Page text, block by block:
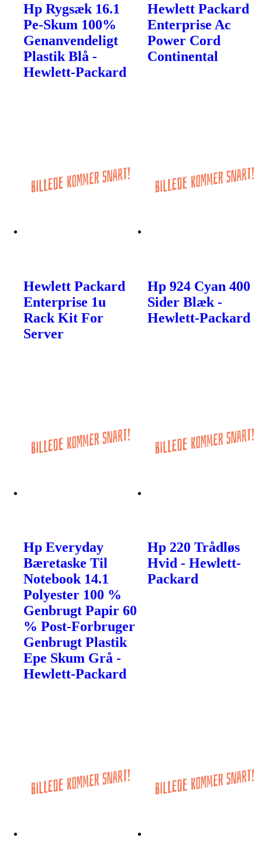
Hp Rygsæk 16.1
Pe-Skum 100%
Genanvendeligt
Plastik Blå -
Hewlett-Packard
Hewlett Packard
Enterprise Ac
Power Cord
Continental
Hewlett Packard
Enterprise 1u
Rack Kit For
Server
Hp 924 Cyan 400
Sider Blæk -
Hewlett-Packard
Hp Everyday
Bæretaske Til
Notebook 14.1
Polyester 100 %
Genbrugt Papir 60
% Post-Forbruger
Genbrugt Plastik
Epe Skum Grå -
Hewlett-Packard
Hp 220 Trådløs
Hvid - Hewlett-
Packard